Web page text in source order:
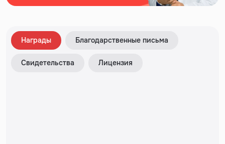
Награды Благодарственные письма
Свидетельства Лицензия